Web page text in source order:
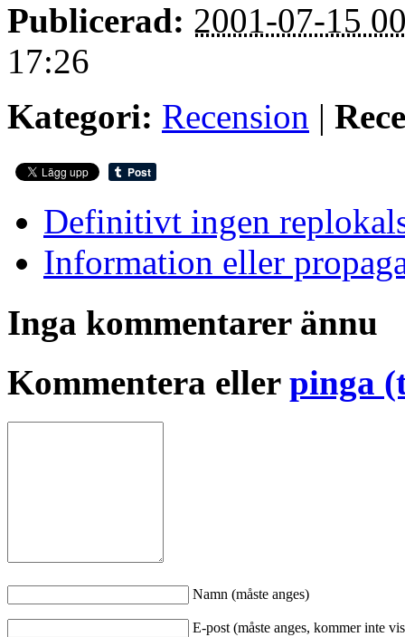
Publicerad: 2001-07-15
17:26
Kategori: Recension |
Definitivt ingen
Information eller
Inga kommentarer ännu
Kommentera eller pinga
Namn (måste anges)
E-post (måste anges, kommer inte